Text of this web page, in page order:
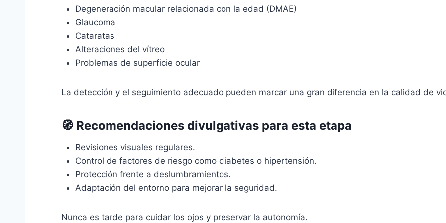
Degeneración macular relacionada con la edad (DMAE)
Glaucoma
Cataratas
Alteraciones del vítreo
Problemas de superficie ocular
La detección y el seguimiento adecuado pueden marcar una gran diferencia en la calidad de
🧭 Recomendaciones divulgativas para esta etapa
Revisiones visuales regulares.
Control de factores de riesgo como diabetes o hipertensión.
Protección frente a deslumbramientos.
Adaptación del entorno para mejorar la seguridad.
Nunca es tarde para cuidar los ojos y preservar la autonomía.